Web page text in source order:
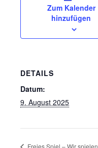
Zum Kalender
hinzufügen
DETAILS
Datum:
9. August 2025
Freies Spiel – Wir spielen